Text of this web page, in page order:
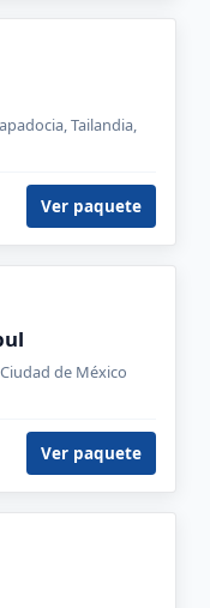
Tailandia,
Ver paquete
de México
Ver paquete